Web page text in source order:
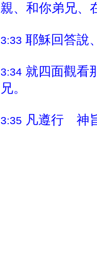
親、和你弟兄、
3:33 耶穌回答說
3:34 就四面觀看
兄。
3:35 凡遵行 神